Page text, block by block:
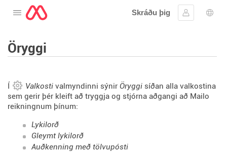
Opna valmyndina
Skráðu þig
Skráðu þig
Öryggi
Í Valkosti valmyndinni sýnir Öryggi síðan alla valkostina
sem gerir þér kleift að tryggja og stjórna aðgangi að Mailo
reikningnum þínum:
Lykilorð
Gleymt lykilorð
Auðkenning með tölvupósti